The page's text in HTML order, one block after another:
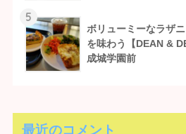
5
ボリューミーなラザ
を味わう【DEAN &
成城学園前
最近のコメント